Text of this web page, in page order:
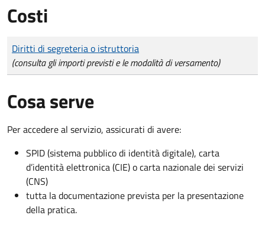
Costi
Tipo di pagamento
Importo
Diritti di segreteria o istruttoria
(consulta gli importi previsti e le modalità di versamento)
Cosa serve
Per accedere al servizio, assicurati di avere:
SPID (sistema pubblico di identità digitale), carta
d’identità elettronica (CIE) o carta nazionale dei servizi
(CNS)
tutta la documentazione prevista per la presentazione
della pratica.